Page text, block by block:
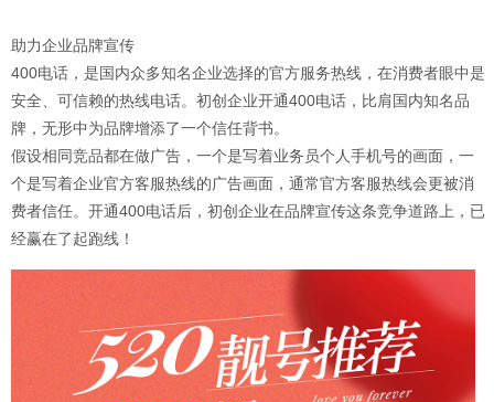
助力企业品牌宣传
400电话，是国内众多知名企业选择的官方服务热线，在消费者眼中是
安全、可信赖的热线电话。初创企业开通400电话，比肩国内知名品
牌，无形中为品牌增添了一个信任背书。
假设相同竞品都在做广告，一个是写着业务员个人手机号的画面，一
个是写着企业官方客服热线的广告画面，通常官方客服热线会更被消
费者信任。开通400电话后，初创企业在品牌宣传这条竞争道路上，已
经赢在了起跑线！